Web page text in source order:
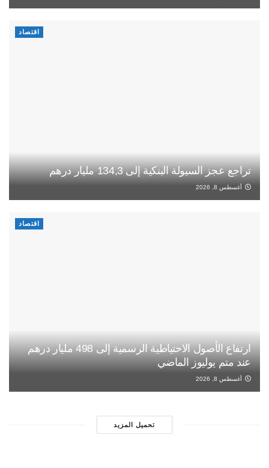
اقتصاد
تراجع عجز السيولة البنكية إلى 134,3 مليار درهم
أغسطس 8, 2026
اقتصاد
ارتفاع الأصول الاحتياطية الرسمية إلى 498 مليار درهم
عند متم يوليوز الماضي
أغسطس 8, 2026
تحميل المزيد